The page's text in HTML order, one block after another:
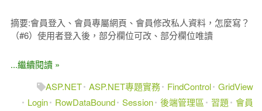
摘要:會員登入、會員專屬網頁、會員修改私人資料，怎麼寫？
（#6）使用者登入後，部分欄位可改、部分欄位唯讀
...繼續閱讀 »
ASP.NET ASP.NET專題實務 FindControl GridView
Login
RowDataBound Session 後端管理區 習題 會員